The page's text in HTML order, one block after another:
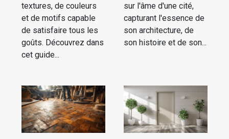
textures, de couleurs
et de motifs capable
de satisfaire tous les
goûts. Découvrez dans
cet guide...
sur l'âme d'une cité,
capturant l'essence de
son architecture, de
son histoire et de son...